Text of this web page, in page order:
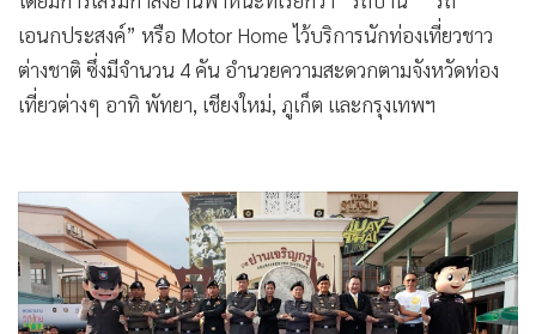
Factcheck
ญี่ปุ่น
News1
เอนกประสงค์” หรือ Motor Home ไว้บริการนักท่องเที่ยวชาว
ต่างชาติ ซึ่งมีจำนวน 4 คัน อำนวยความสะดวกตามจังหวัดท่อง
เที่ยวต่างๆ อาทิ พัทยา, เชียงใหม่, ภูเก็ต และกรุงเทพฯ